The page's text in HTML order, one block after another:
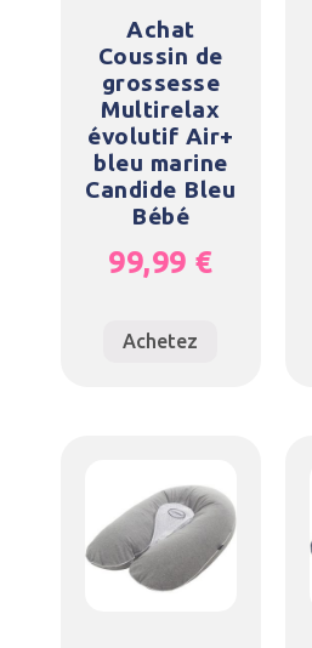
Achat
Coussin de
grossesse
Multirelax
évolutif Air+
bleu marine
Candide Bleu
Bébé
99,99 €
Achetez